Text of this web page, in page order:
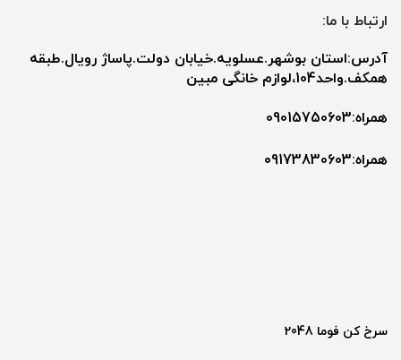
ارتباط با ما:
آدرس:استان بوشهر.عسلویه.خیابان دولت.پاساژ رویال.طبقه
همکف.واحد104،لوازم خانگی مبین
همراه:09015750603
همراه:۰9173830603
سرخ کن فوما 2048